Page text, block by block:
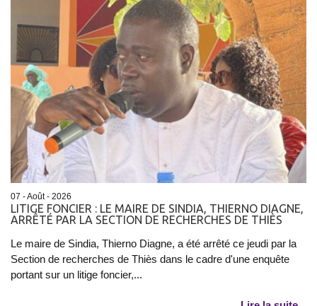
07 - Août - 2026
LITIGE FONCIER : LE MAIRE DE SINDIA, THIERNO DIAGNE,
ARRÊTÉ PAR LA SECTION DE RECHERCHES DE THIÈS
Le maire de Sindia, Thierno Diagne, a été arrêté ce jeudi par la
Section de recherches de Thiès dans le cadre d'une enquête
portant sur un litige foncier,...